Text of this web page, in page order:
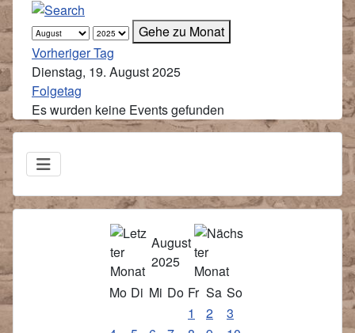
August
2025
Mo Di Mi Do Fr Sa So
1
2
3
Gehe zu Monat
Vorheriger Tag
Dienstag, 19. August 2025
Folgetag
Es wurden keine Events gefunden